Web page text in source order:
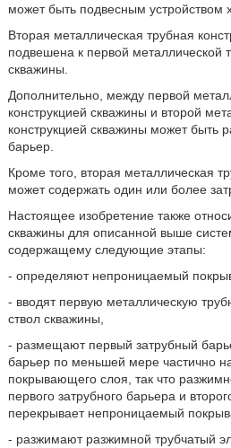
может быть подвесным устройством
Вторая металлическая трубная
подвешена к первой металлической
скважины.
Дополнительно, между первой
конструкцией скважины и второй
конструкцией скважины может быть
барьер.
Кроме того, вторая металлическая
может содержать один или более
Настоящее изобретение также
скважины для описанной выше
содержащему следующие этапы:
- определяют непроницаемый
- вводят первую металлическую
ствол скважины,
- размещают первый затрубный
барьер по меньшей мере частично
покрывающего слоя, так что
первого затрубного барьера и
перекрывает непроницаемый
- разжимают разжимной трубчатый